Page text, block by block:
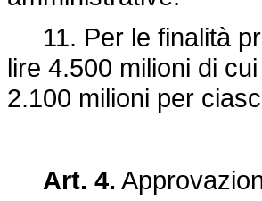
11. Per le finalità
lire 4.500 milioni di
2.100 milioni per
Art. 4.